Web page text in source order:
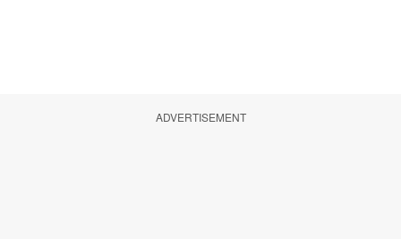
ADVERTISEMENT